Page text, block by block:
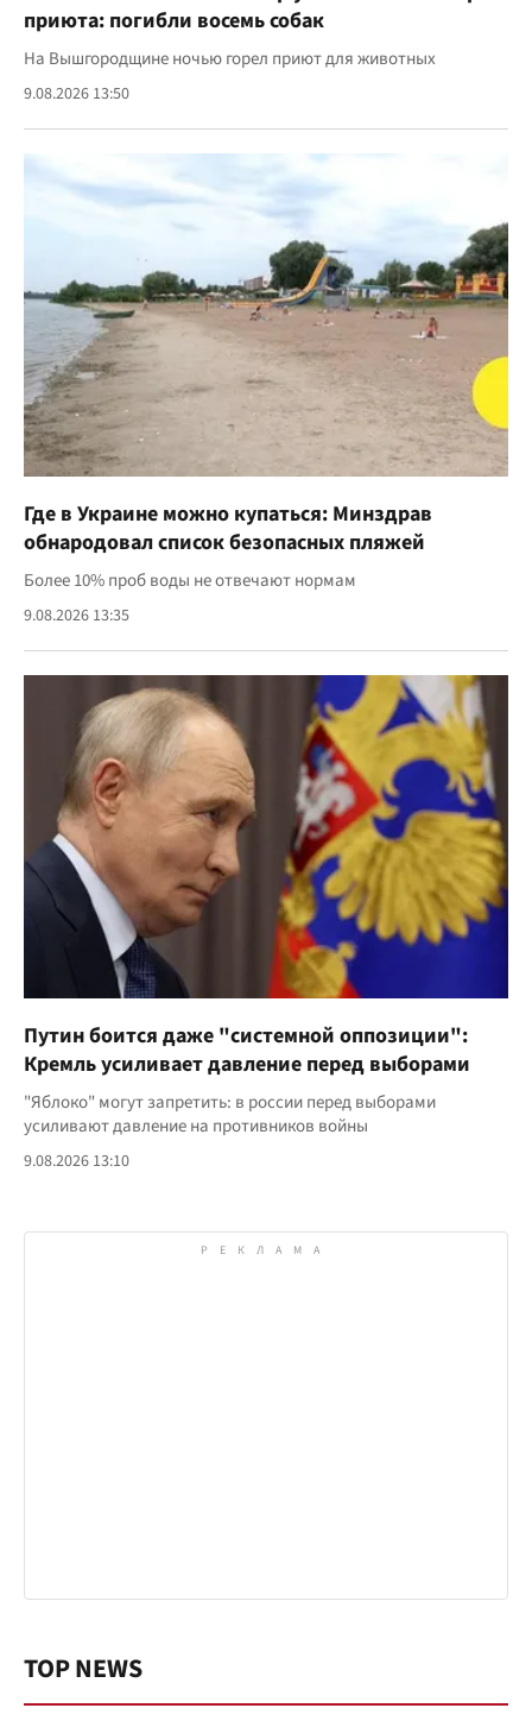
приюта: погибли восемь собак
На Вышгородщине ночью горел приют для животных
9.08.2026 13:50
Где в Украине можно купаться: Минздрав
обнародовал список безопасных пляжей
Более 10% проб воды не отвечают нормам
9.08.2026 13:35
Путин боится даже "системной оппозиции":
Кремль усиливает давление перед выборами
"Яблоко" могут запретить: в россии перед выборами
усиливают давление на противников войны
9.08.2026 13:10
TOP NEWS